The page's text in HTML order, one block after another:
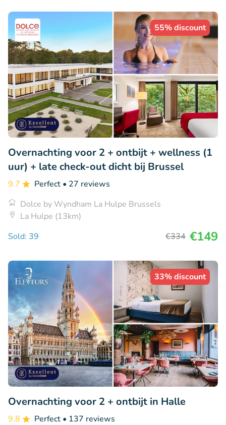
55% discount
Overnachting voor 2 + ontbijt + wellness (1
uur) + late check-out dicht bij Brussel
9.7 Perfect • 27 reviews
Dolce by Wyndham La Hulpe Brussels
La Hulpe (13km)
Sold: 39
€334 €149
33% discount
Overnachting voor 2 + ontbijt in Halle
9.8 Perfect • 137 reviews